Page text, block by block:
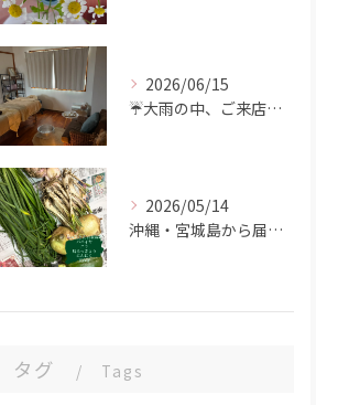
2026/06/15
☔️大雨の中、ご来店ありがとうございました。
2026/05/14
沖縄・宮城島から届いた、食の恵み🌿
タグ Tags